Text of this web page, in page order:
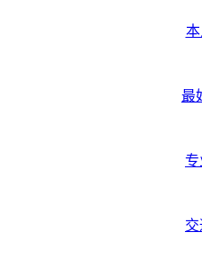
最
专